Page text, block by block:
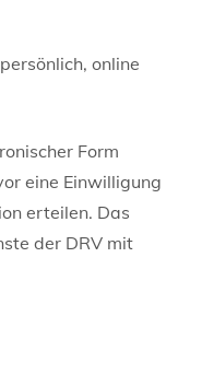
online
Form
eine Einwilligung
erteilen. Das
der DRV mit